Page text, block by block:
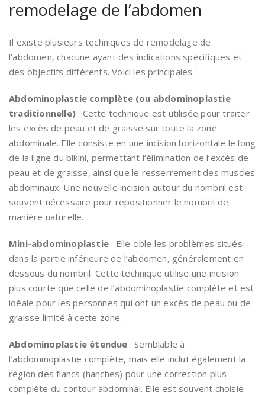
remodelage de l’abdomen
Il existe plusieurs techniques de remodelage de
l’abdomen, chacune ayant des indications spécifiques et
des objectifs différents. Voici les principales :
Abdominoplastie complète (ou abdominoplastie
traditionnelle) : Cette technique est utilisée pour traiter
les excès de peau et de graisse sur toute la zone
abdominale. Elle consiste en une incision horizontale le long
de la ligne du bikini, permettant l’élimination de l’excès de
peau et de graisse, ainsi que le resserrement des muscles
abdominaux. Une nouvelle incision autour du nombril est
souvent nécessaire pour repositionner le nombril de
manière naturelle.
Mini-abdominoplastie : Elle cible les problèmes situés
dans la partie inférieure de l’abdomen, généralement en
dessous du nombril. Cette technique utilise une incision
plus courte que celle de l’abdominoplastie complète et est
idéale pour les personnes qui ont un excès de peau ou de
graisse limité à cette zone.
Abdominoplastie étendue : Semblable à
l’abdominoplastie complète, mais elle inclut également la
région des flancs (hanches) pour une correction plus
complète du contour abdominal. Elle est souvent choisie